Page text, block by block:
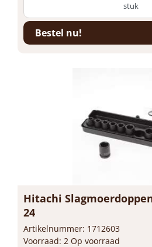
stuk
Bestel nu!
Hitachi
24
Artikelnummer: 1712603
Voorraad: 2 Op voorraad